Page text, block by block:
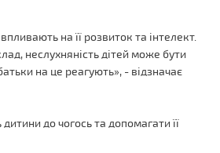
на її розвиток та інтелект.
неслухняність дітей може бути
на це реагують», - відзначає
до чогось та допомагати її